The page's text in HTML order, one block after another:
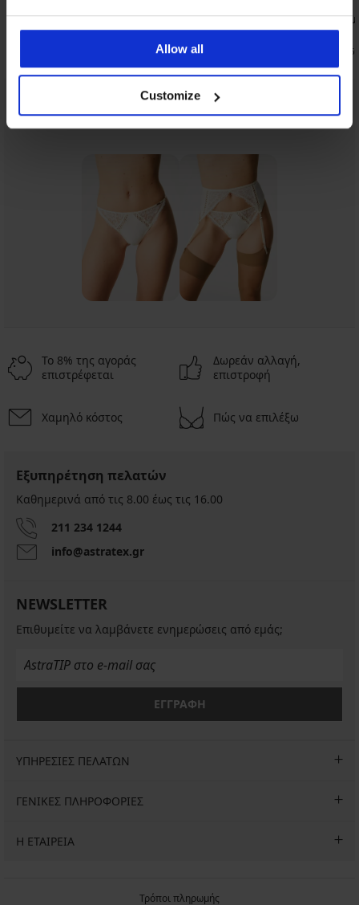
Allow all
Customize
Διάφανη προέκταση για χαμηλό
κούμπωμα UNI
Ολόσωμο
44,99 €
Απο την ίδια συλλογή Προβολή
Το 8% της αγοράς
επιστρέφεται
Δωρεάν αλλαγή,
επιστροφή
Χαμηλό κόστος Πώς να επιλέξω
Εξυπηρέτηση πελατών
Καθημερινά από τις 8.00 έως τις 16.00
211 234 1244
info@astratex.gr
NEWSLETTER
Επιθυμείτε να λαμβάνετε ενημερώσεις από εμάς;
ΕΓΓΡΑΦΗ
ΥΠΗΡΕΣΙΕΣ ΠΕΛΑΤΩΝ
ΓΕΝΙΚΕΣ ΠΛΗΡΟΦΟΡΙΕΣ
Η ΕΤΑΙΡΕΙΑ
Τρόποι πληρωμής